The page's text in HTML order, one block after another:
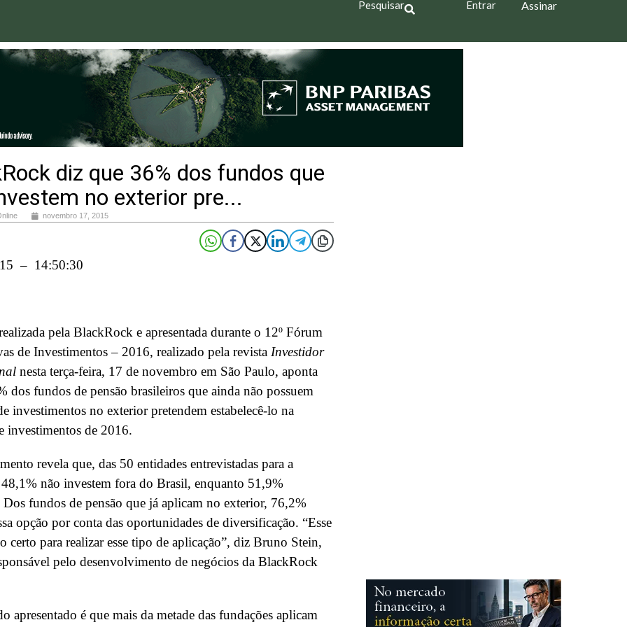
Pesquisar Entrar Assinar
diz que 36% dos fundos que
no exterior pre...
novembro 17, 2015
– 14:50:30
pela BlackRock e apresentada durante o 12º Fórum
de Investimentos – 2016, realizado pela revista Investidor
nesta terça-feira, 17 de novembro em São Paulo, aponta
dos fundos de pensão brasileiros que ainda não possuem
investimentos no exterior pretendem estabelecê-lo na
investimentos de 2016.
revela que, das 50 entidades entrevistadas para a
48,1% não investem fora do Brasil, enquanto 51,9%
Dos fundos de pensão que já aplicam no exterior, 76,2%
opção por conta das oportunidades de diversificação. “Esse
certo para realizar esse tipo de aplicação”, diz Bruno Stein,
pelo desenvolvimento de negócios da BlackRock
apresentado é que mais da metade das fundações aplicam